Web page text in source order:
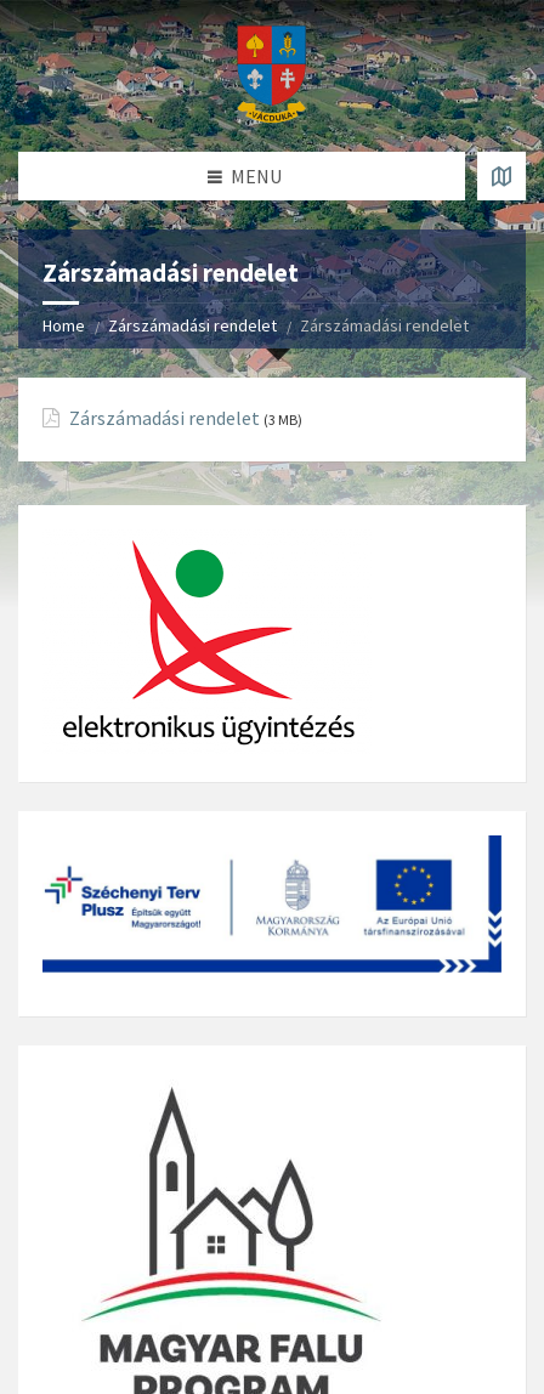
MENU
Zárszámadási rendelet
Home Zárszámadási rendelet Zárszámadási rendelet
Zárszámadási rendelet (3 MB)